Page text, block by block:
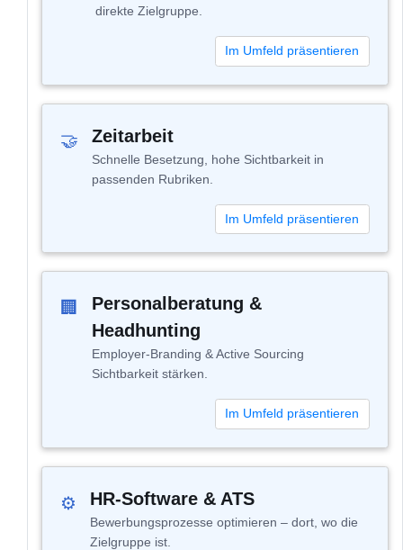
direkte Zielgruppe.
Im Umfeld präsentieren
🤝 Zeitarbeit
Schnelle Besetzung, hohe Sichtbarkeit in
passenden Rubriken.
Im Umfeld präsentieren
🏢
Personalberatung &
Headhunting
Employer-Branding & Active Sourcing
Sichtbarkeit stärken.
Im Umfeld präsentieren
⚙ HR-Software & ATS
Bewerbungsprozesse optimieren – dort, wo die
Zielgruppe ist.